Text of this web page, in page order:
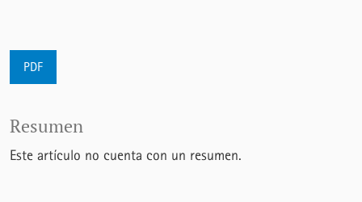
PDF
Resumen
Este artículo no cuenta con un resumen.